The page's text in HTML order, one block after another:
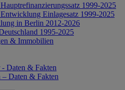
1999-2025
Einlagesatz 1999-2025
in Berlin 2012-2026
1995-2025
& Immobilien
Daten & Fakten
Daten & Fakten